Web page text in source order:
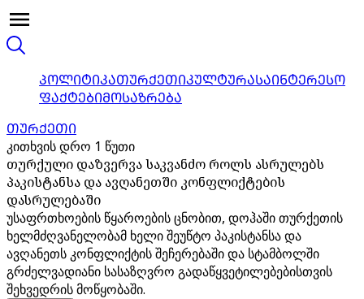
ᲞᲝᲚᲘᲢᲘᲙᲐᲗᲣᲠᲥᲔᲗᲘᲙᲣᲚᲢᲣᲠᲐᲡᲐᲘᲜᲢᲔᲠᲔᲡᲝ
ᲤᲐᲥᲢᲔᲑᲘᲛᲝᲡᲐᲖᲠᲔᲑᲐ
ᲗᲣᲠᲥᲔᲗᲘ
კითხვის დრო 1 წუთი
თურქული დაზვერვა საკვანძო როლს ასრულებს
პაკისტანსა და ავღანეთში კონფლიქტების
დასრულებაში
უსაფრთხოების წყაროების ცნობით, დოჰაში თურქეთის
ხელმძღვანელობამ ხელი შეუწტო პაკისტანსა და
ავღანეთს კონფლიქტის შეჩერებაში და სტამბოლში
გრძელვადიანი სასაზღვრო გადაწყვეტილებებისთვის
შეხვედრის მოწყობაში.